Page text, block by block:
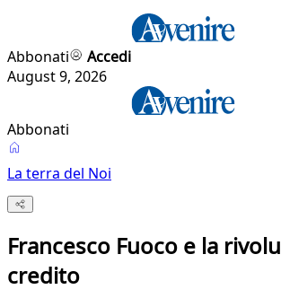
Abbonati
Accedi
August 9, 2026
Abbonati
La terra del Noi
Francesco Fuoco e la
credito